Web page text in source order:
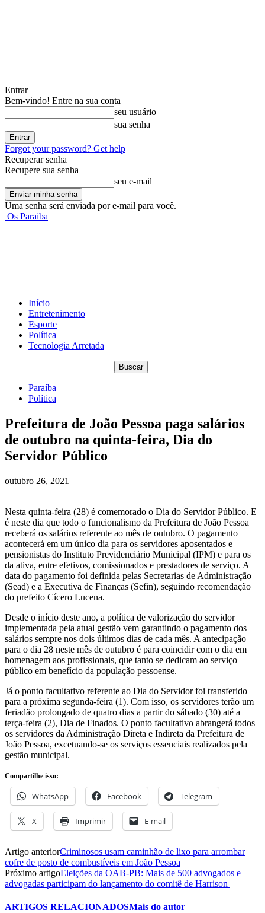
Entrar
Bem-vindo! Entre na sua conta
seu usuário
sua senha
Forgot your password? Get help
Recuperar senha
Recupere sua senha
seu e-mail
Uma senha será enviada por e-mail para você.
Os Paraiba
Início
Entretenimento
Esporte
Política
Tecnologia Arretada
Paraíba
Política
Prefeitura de João Pessoa paga salários
de outubro na quinta-feira, Dia do
Servidor Público
outubro 26, 2021
Nesta quinta-feira (28) é comemorado o Dia do Servidor Público. E
é neste dia que todo o funcionalismo da Prefeitura de João Pessoa
receberá os salários referente ao mês de outubro. O pagamento
acontecerá em um único dia para os servidores aposentados e
pensionistas do Instituto Previdenciário Municipal (IPM) e para os
da ativa, entre efetivos, comissionados e prestadores de serviço. A
data do pagamento foi definida pelas Secretarias de Administração
(Sead) e a Executiva de Finanças (Sefin), seguindo recomendação
do prefeito Cícero Lucena.
Desde o início deste ano, a política de valorização do servidor
implementada pela atual gestão vem garantindo o pagamento dos
salários sempre nos dois últimos dias de cada mês. A antecipação
para o dia 28 neste mês de outubro é para coincidir com o dia em
homenagem aos profissionais, que tanto se dedicam ao serviço
público em benefício da população pessoense.
Já o ponto facultativo referente ao Dia do Servidor foi transferido
para a próxima segunda-feira (1). Com isso, os servidores terão um
feriadão prolongado de quatro dias a partir do sábado (30) até a
terça-feira (2), Dia de Finados. O ponto facultativo abrangerá todos
os servidores da Administração Direta e Indireta da Prefeitura de
João Pessoa, excetuando-se os serviços essenciais realizados pela
gestão municipal.
Compartilhe isso:
WhatsApp Facebook Telegram
X Imprimir E-mail
Artigo anteriorCriminosos usam caminhão de lixo para arrombar
cofre de posto de combustíveis em João Pessoa
Próximo artigoEleições da OAB-PB: Mais de 500 advogados e
advogadas participam do lançamento do comitê de Harrison
ARTIGOS RELACIONADOSMais do autor